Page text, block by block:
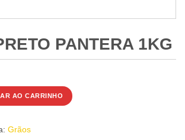
PANTERA 1KG
AO CARRINHO
Grãos